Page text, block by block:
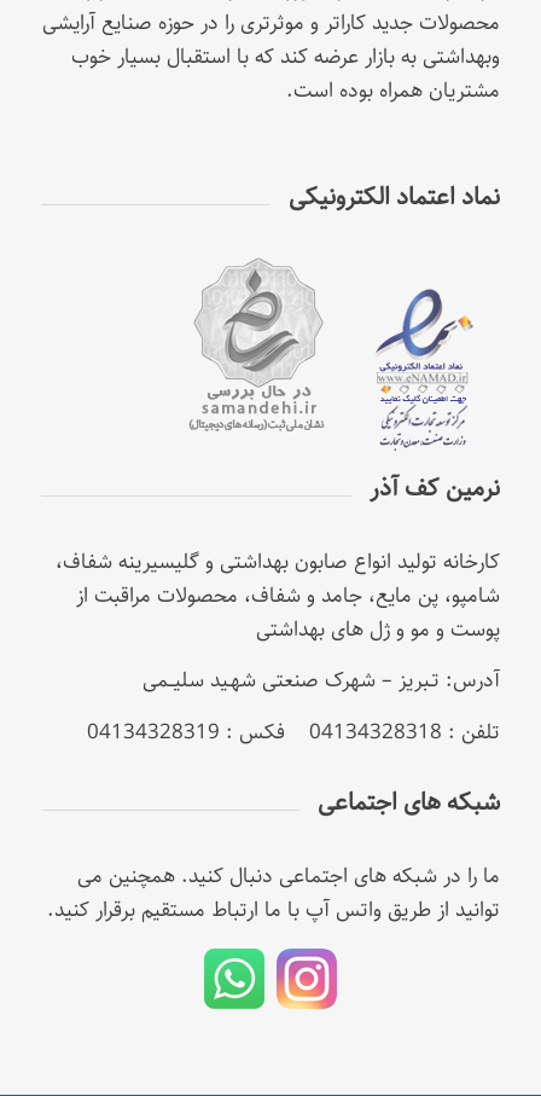
محصولات جدید کاراتر و موثرتری را در حوزه صنایع آرایشی
وبهداشتی به بازار عرضه کند که با استقبال بسیار خوب
مشتریان همراه بوده است.
نماد اعتماد الکترونیکی
نرمین کف آذر
کارخانه تولید انواع صابون بهداشتی و گلیسیرینه شفاف،
شامپو، پن مایع، جامد و شفاف، محصولات مراقبت از
پوست و مو و ژل های بهداشتی
آدرس: تـبریز – شهرک صنعتی شهـید سلیــمی
تلفن : 04134328318 فکس : 04134328319
شبکه های اجتماعی
ما را در شبکه های اجتماعی دنبال کنید. همچنین می
توانید از طریق واتس آپ با ما ارتباط مستقیم برقرار کنید.